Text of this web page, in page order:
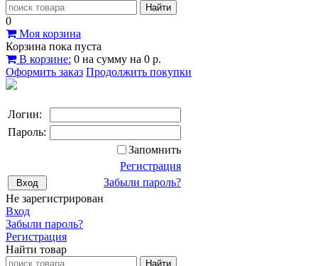
0
Моя корзина
Корзина пока пуста
В корзине: 0 на сумму на 0 р.
Оформить заказ Продолжить покупки
Логин:
Пароль:
Запомнить
Регистрация
Забыли пароль?
Не зарегистрирован
Вход
Забыли пароль?
Регистрация
Найти товар